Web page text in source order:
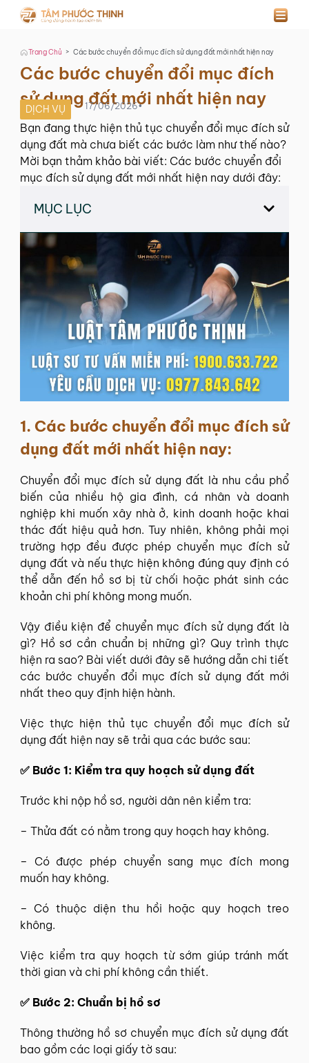
Trang Chủ > Các bước chuyển đổi mục đích sử dụng đất mới nhất hiện nay
Các bước chuyển đổi mục đích
sử dụng đất mới nhất hiện nay
DỊCH VỤ 17/06/2026•
Bạn đang thực hiện thủ tục chuyển đổi mục đích sử
dụng đất mà chưa biết các bước làm như thế nào?
Mời bạn thảm khảo bài viết: Các bước chuyển đổi
mục đích sử dụng đất mới nhất hiện nay dưới đây:
MỤC LỤC
1. Các bước chuyển đổi mục đích sử
dụng đất mới nhất hiện nay:
Chuyển đổi mục đích sử dụng đất là nhu cầu phổ
biến của nhiều hộ gia đình, cá nhân và doanh
nghiệp khi muốn xây nhà ở, kinh doanh hoặc khai
thác đất hiệu quả hơn. Tuy nhiên, không phải mọi
trường hợp đều được phép chuyển mục đích sử
dụng đất và nếu thực hiện không đúng quy định có
thể dẫn đến hồ sơ bị từ chối hoặc phát sinh các
khoản chi phí không mong muốn.
Vậy điều kiện để chuyển mục đích sử dụng đất là
gì? Hồ sơ cần chuẩn bị những gì? Quy trình thực
hiện ra sao? Bài viết dưới đây sẽ hướng dẫn chi tiết
các bước chuyển đổi mục đích sử dụng đất mới
nhất theo quy định hiện hành.
Việc thực hiện thủ tục chuyển đổi mục đích sử
dụng đất hiện nay sẽ trải qua các bước sau:
✅ Bước 1: Kiểm tra quy hoạch sử dụng đất
Trước khi nộp hồ sơ, người dân nên kiểm tra:
– Thửa đất có nằm trong quy hoạch hay không.
– Có được phép chuyển sang mục đích mong
muốn hay không.
– Có thuộc diện thu hồi hoặc quy hoạch treo
không.
Việc kiểm tra quy hoạch từ sớm giúp tránh mất
thời gian và chi phí không cần thiết.
✅ Bước 2: Chuẩn bị hồ sơ
Thông thường hồ sơ chuyển mục đích sử dụng đất
bao gồm các loại giấy tờ sau: